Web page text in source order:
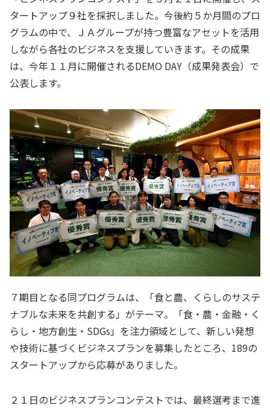
タートアップ９社を採択しました。今後約５か月間のプロ
グラムの中で、ＪＡグループが持つ豊富なアセットを活用
しながら各社のビジネスを支援していきます。その成果
は、今年１１月に開催されるDEMO DAY （成果発表会）で
公表します。
７期目となる同プログラムは、「食と農、くらしのサステ
ナブルな未来を共創する」がテーマ。「食・農・金融・く
らし・地方創生・ SDGs 」を注力領域として、新しい発想
や技術に基づくビジネスプランを募集したところ、 189の
スタートアップから応募がありました。
２１日のビジネスプランコンテストでは、最終選考まで進